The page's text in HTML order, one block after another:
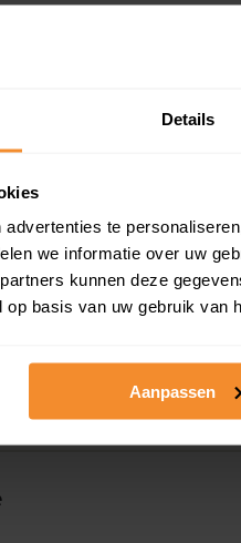
Details
te
we informatie over uw
kunnen deze
basis van uw gebruik van
Aanpassen